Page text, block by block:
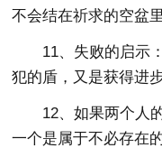
不会结在祈求的空盆里
11、失败的启示
犯的盾，又是获得进
12、如果两个人
一个是属于不必存在的